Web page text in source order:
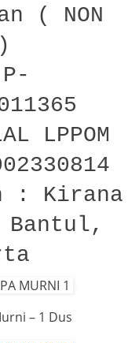
( NON
LPPOM
: Kirana
– 1 Dus